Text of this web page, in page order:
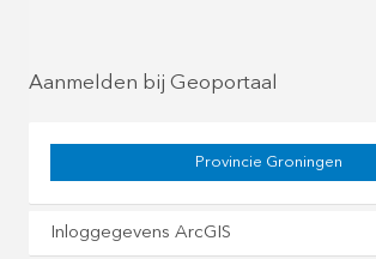
Aanmelden bij Geoportaal
Provincie Groningen
Inloggegevens ArcGIS